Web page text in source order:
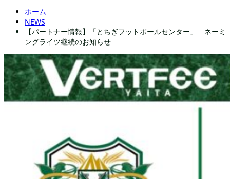
ホーム
NEWS
【パートナー情報】「とちぎフットボールセンター」 ネーミ
ングライツ継続のお知らせ